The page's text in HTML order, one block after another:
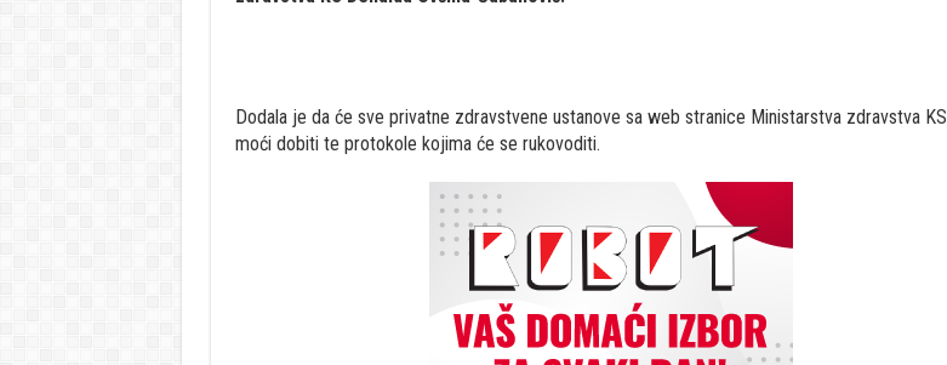
Dodala je da će sve privatne zdravstvene ustanove sa web stranice Ministarstva zdravstva KS
moći dobiti te protokole kojima će se rukovoditi.